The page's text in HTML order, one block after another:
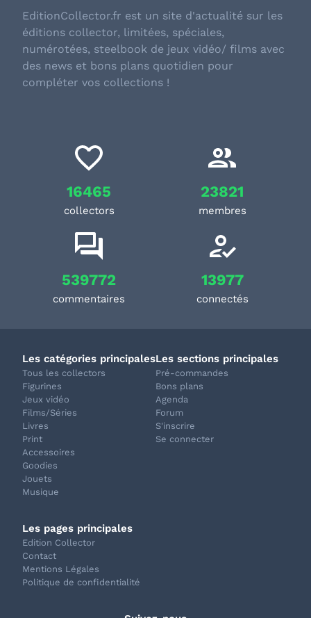
EditionCollector.fr est un site d'actualité sur les
éditions collector, limitées, spéciales,
numérotées, steelbook de jeux vidéo/ films avec
des news et bons plans quotidien pour
compléter vos collections !
16465
collectors
23821
membres
539772
commentaires
13977
connectés
Les catégories principales
Tous les collectors
Figurines
Jeux vidéo
Films/Séries
Livres
Print
Accessoires
Goodies
Jouets
Musique
Les sections principales
Pré-commandes
Bons plans
Agenda
Forum
S'inscrire
Se connecter
Les pages principales
Edition Collector
Contact
Mentions Légales
Politique de confidentialité